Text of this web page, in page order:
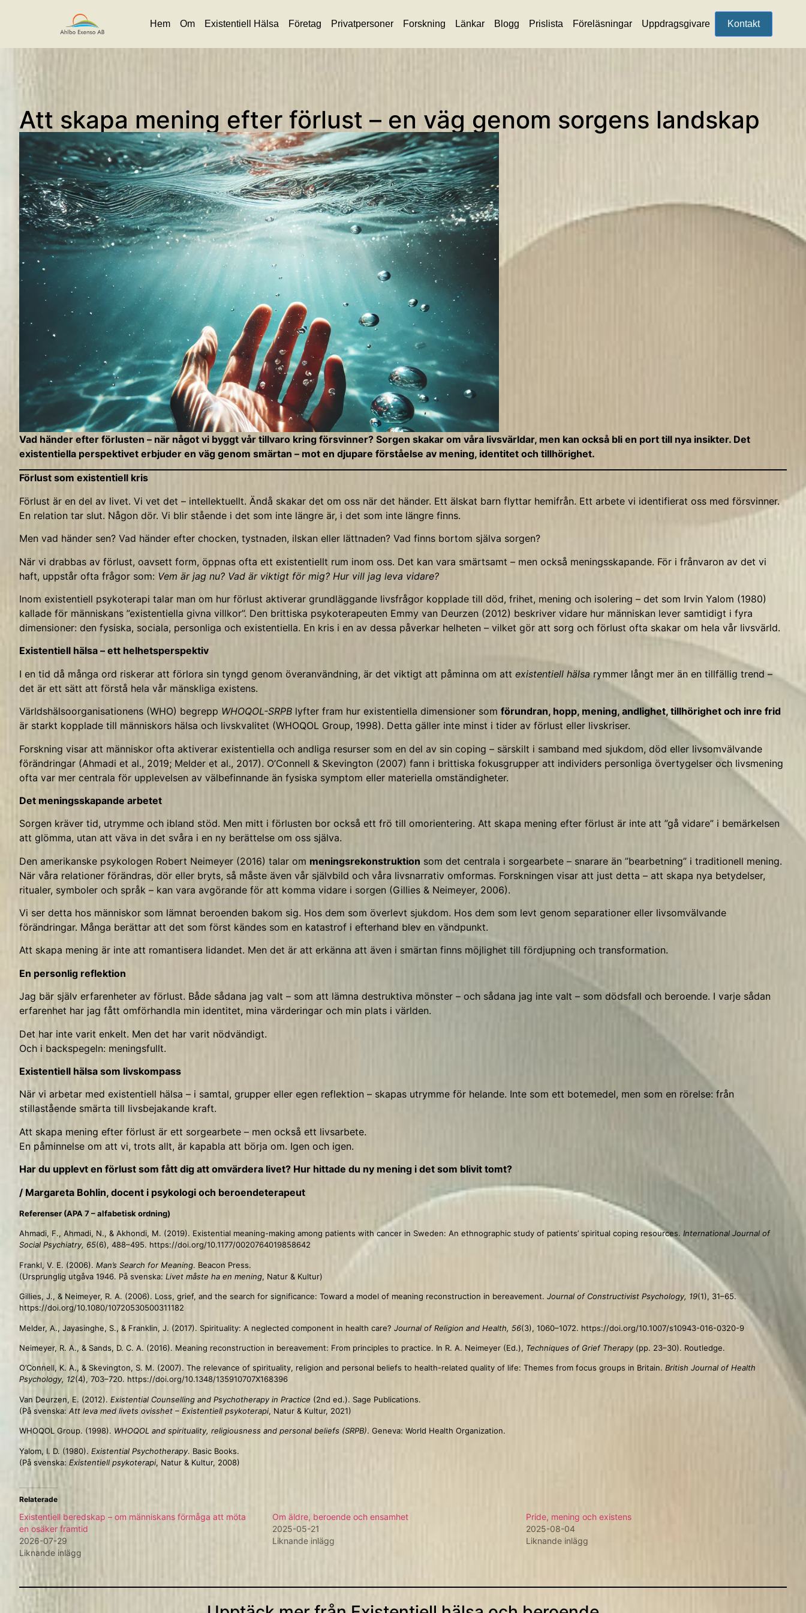
Hem Om Existentiell Hälsa Företag Privatpersoner Forskning Länkar Blogg Prislista Föreläsningar Uppdragsgivare Kontakt
Att skapa mening efter förlust – en väg genom sorgens landskap
Vad händer efter förlusten – när något vi byggt vår tillvaro kring försvinner? Sorgen skakar om våra livsvärldar, men kan också bli en port till nya insikter. Det
existentiella perspektivet erbjuder en väg genom smärtan – mot en djupare förståelse av mening, identitet och tillhörighet.
Förlust som existentiell kris
Förlust är en del av livet. Vi vet det – intellektuellt. Ändå skakar det om oss när det händer. Ett älskat barn flyttar hemifrån. Ett arbete vi identifierat oss med försvinner.
En relation tar slut. Någon dör. Vi blir stående i det som inte längre är, i det som inte längre finns.
Men vad händer sen? Vad händer efter chocken, tystnaden, ilskan eller lättnaden? Vad finns bortom själva sorgen?
När vi drabbas av förlust, oavsett form, öppnas ofta ett existentiellt rum inom oss. Det kan vara smärtsamt – men också meningsskapande. För i frånvaron av det vi
haft, uppstår ofta frågor som: Vem är jag nu? Vad är viktigt för mig? Hur vill jag leva vidare?
Inom existentiell psykoterapi talar man om hur förlust aktiverar grundläggande livsfrågor kopplade till död, frihet, mening och isolering – det som Irvin Yalom (1980)
kallade för människans ”existentiella givna villkor”. Den brittiska psykoterapeuten Emmy van Deurzen (2012) beskriver vidare hur människan lever samtidigt i fyra
dimensioner: den fysiska, sociala, personliga och existentiella. En kris i en av dessa påverkar helheten – vilket gör att sorg och förlust ofta skakar om hela vår livsvärld.
Existentiell hälsa – ett helhetsperspektiv
I en tid då många ord riskerar att förlora sin tyngd genom överanvändning, är det viktigt att påminna om att existentiell hälsarymmer långt mer än en tillfällig trend –
det är ett sätt att förstå hela vår mänskliga existens.
Världshälsoorganisationens (WHO) begrepp WHOQOL-SRPB lyfter fram hur existentiella dimensioner som förundran, hopp, mening, andlighet, tillhörighet och inre frid
är starkt kopplade till människors hälsa och livskvalitet (WHOQOL Group, 1998). Detta gäller inte minst i tider av förlust eller livskriser.
Forskning visar att människor ofta aktiverar existentiella och andliga resurser som en del av sin coping – särskilt i samband med sjukdom, död eller livsomvälvande
förändringar (Ahmadi et al., 2019; Melder et al., 2017). O’Connell & Skevington (2007) fann i brittiska fokusgrupper att individers personliga övertygelser och livsmening
ofta var mer centrala för upplevelsen av välbefinnande än fysiska symptom eller materiella omständigheter.
Det meningsskapande arbetet
Sorgen kräver tid, utrymme och ibland stöd. Men mitt i förlusten bor också ett frö till omorientering. Att skapa mening efter förlust är inte att ”gå vidare” i bemärkelsen
att glömma, utan att väva in det svåra i en ny berättelse om oss själva.
Den amerikanske psykologen Robert Neimeyer (2016) talar om meningsrekonstruktion som det centrala i sorgearbete – snarare än ”bearbetning” i traditionell mening.
När våra relationer förändras, dör eller bryts, så måste även vår självbild och våra livsnarrativ omformas. Forskningen visar att just detta – att skapa nya betydelser,
ritualer, symboler och språk – kan vara avgörande för att komma vidare i sorgen (Gillies & Neimeyer, 2006).
Vi ser detta hos människor som lämnat beroenden bakom sig. Hos dem som överlevt sjukdom. Hos dem som levt genom separationer eller livsomvälvande
förändringar. Många berättar att det som först kändes som en katastrof i efterhand blev en vändpunkt.
Att skapa mening är inte att romantisera lidandet. Men det är att erkänna att även i smärtan finns möjlighet till fördjupning och transformation.
En personlig reflektion
Jag bär själv erfarenheter av förlust. Både sådana jag valt – som att lämna destruktiva mönster – och sådana jag inte valt – som dödsfall och beroende. I varje sådan
erfarenhet har jag fått omförhandla min identitet, mina värderingar och min plats i världen.
Det har inte varit enkelt. Men det har varit nödvändigt.
Och i backspegeln: meningsfullt.
Existentiell hälsa som livskompass
När vi arbetar med existentiell hälsa – i samtal, grupper eller egen reflektion – skapas utrymme för helande. Inte som ett botemedel, men som en rörelse: från
stillastående smärta till livsbejakande kraft.
Att skapa mening efter förlust är ett sorgearbete – men också ett livsarbete.
En påminnelse om att vi, trots allt, är kapabla att börja om. Igen och igen.
Har du upplevt en förlust som fått dig att omvärdera livet? Hur hittade du ny mening i det som blivit tomt?
/ Margareta Bohlin, docent i psykologi och beroendeterapeut
Referenser (APA 7 – alfabetisk ordning)
Ahmadi, F., Ahmadi, N., & Akhondi, M. (2019). Existential meaning-making among patients with cancer in Sweden: An ethnographic study of patients’ spiritual coping resources. International Journal of
Social Psychiatry, 65(6), 488–495. https://doi.org/10.1177/0020764019858642
Frankl, V. E. (2006). Man’s Search for Meaning. Beacon Press.
(Ursprunglig utgåva 1946. På svenska: Livet måste ha en mening, Natur & Kultur)
Gillies, J., & Neimeyer, R. A. (2006). Loss, grief, and the search for significance: Toward a model of meaning reconstruction in bereavement. Journal of Constructivist Psychology, 19(1), 31–65.
https://doi.org/10.1080/10720530500311182
Melder, A., Jayasinghe, S., & Franklin, J. (2017). Spirituality: A neglected component in health care? Journal of Religion and Health, 56(3), 1060–1072. https://doi.org/10.1007/s10943-016-0320-9
Neimeyer, R. A., & Sands, D. C. A. (2016). Meaning reconstruction in bereavement: From principles to practice. In R. A. Neimeyer (Ed.), Techniques of Grief Therapy(pp. 23–30). Routledge.
O’Connell, K. A., & Skevington, S. M. (2007). The relevance of spirituality, religion and personal beliefs to health-related quality of life: Themes from focus groups in Britain. British Journal of Health
Psychology, 12(4), 703–720. https://doi.org/10.1348/135910707X168396
Van Deurzen, E. (2012). Existential Counselling and Psychotherapy in Practice (2nd ed.). Sage Publications.
(På svenska: Att leva med livets ovisshet – Existentiell psykoterapi, Natur & Kultur, 2021)
WHOQOL Group. (1998). WHOQOL and spirituality, religiousness and personal beliefs (SRPB). Geneva: World Health Organization.
Yalom, I. D. (1980). Existential Psychotherapy. Basic Books.
(På svenska: Existentiell psykoterapi, Natur & Kultur, 2008)
Relaterade
Existentiell beredskap – om människans förmåga att möta
en osäker framtid
2026-07-29
Liknande inlägg
Om äldre, beroende och ensamhet
2025-05-21
Liknande inlägg
Pride, mening och existens
2025-08-04
Liknande inlägg